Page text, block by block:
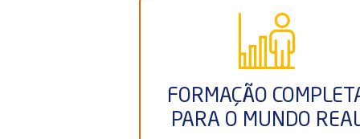
FORMAÇÃO
PARA O MUNDO